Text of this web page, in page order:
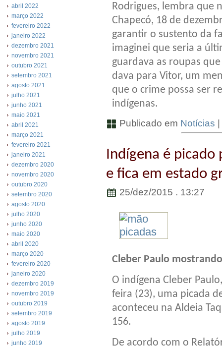
abril 2022
março 2022
fevereiro 2022
janeiro 2022
dezembro 2021
novembro 2021
outubro 2021
setembro 2021
agosto 2021
julho 2021
junho 2021
maio 2021
abril 2021
março 2021
fevereiro 2021
janeiro 2021
dezembro 2020
novembro 2020
outubro 2020
setembro 2020
agosto 2020
julho 2020
junho 2020
maio 2020
abril 2020
março 2020
fevereiro 2020
janeiro 2020
dezembro 2019
novembro 2019
outubro 2019
setembro 2019
agosto 2019
julho 2019
junho 2019
Rodrigues, lembra que
Chapecó, 18 de
garantir o sustento da
imaginei que seria a
guardava as roupas
dava para Vitor, um
que o crime possa ser
indígenas.
Publicado em Notícias
Indígena é picado
e fica em estado
25/dez/2015 . 13:27
Cleber Paulo
O indígena Cleber
feira (23), uma picada
aconteceu na Aldeia
156.
De acordo com o